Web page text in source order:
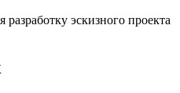
эскизного проекта